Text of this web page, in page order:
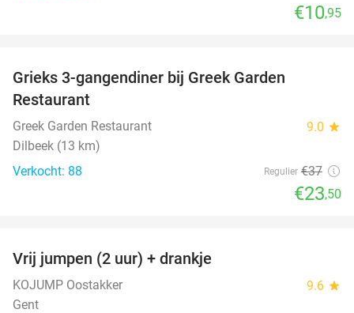
€10,95
Grieks 3-gangendiner bij Greek Garden
Restaurant
Greek Garden Restaurant 9.0 star
Dilbeek (13 km)
Verkocht: 88
Regulier €37
€23,50
Vrij jumpen (2 uur) + drankje
KOJUMP Oostakker 9.6 star
Gent